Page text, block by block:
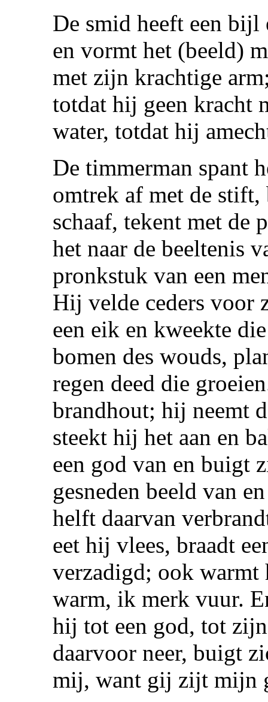
De smid heeft een
en vormt het (beeld)
met zijn krachtige
totdat hij geen kracht
water, totdat hij
De timmerman spant
omtrek af met de stift,
schaaf, tekent met de
het naar de beeltenis
pronkstuk van een
Hij velde ceders voor
een eik en kweekte
bomen des wouds,
regen deed die
brandhout; hij neemt
steekt hij het aan en
een god van en buigt
gesneden beeld van
helft daarvan
eet hij vlees, braadt
verzadigd; ook
warm, ik merk vuur.
hij tot een god, tot
daarvoor neer, buigt
mij, want gij zijt mijn